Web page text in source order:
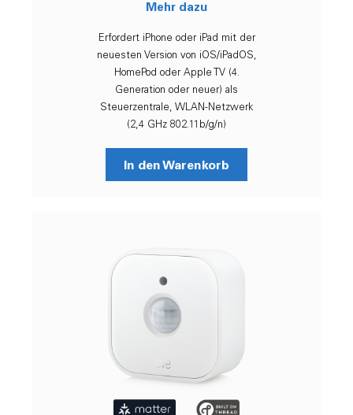
Mehr dazu
Erfordert iPhone oder iPad mit der
neuesten Version von iOS/iPadOS,
HomePod oder Apple TV (4.
Generation oder neuer) als
Steuerzentrale, WLAN-Netzwerk
(2,4 GHz 802.11b/g/n)
In den Warenkorb